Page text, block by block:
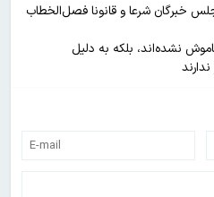
خبرگان شرعا و قانونا فصل‌الخطاب
نشده‌اند، بلکه به دلیل